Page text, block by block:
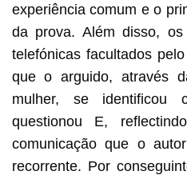
experiência comum e o
da prova. Além disso,
telefónicas facultados
que o arguido, através
mulher, se identificou
questionou E,
comunicação que o
recorrente. Por